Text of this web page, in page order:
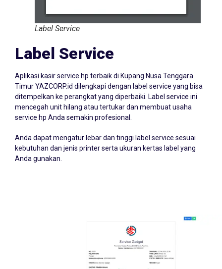
Label Service
Aplikasi kasir service hp terbaik di Kupang Nusa Tenggara
Timur YAZCORP.id dilengkapi dengan label service yang bisa
ditempelkan ke perangkat yang diperbaiki. Label service ini
mencegah unit hilang atau tertukar dan membuat usaha
Anda dapat mengatur lebar dan tinggi label service sesuai
kebutuhan dan jenis printer serta ukuran kertas label yang